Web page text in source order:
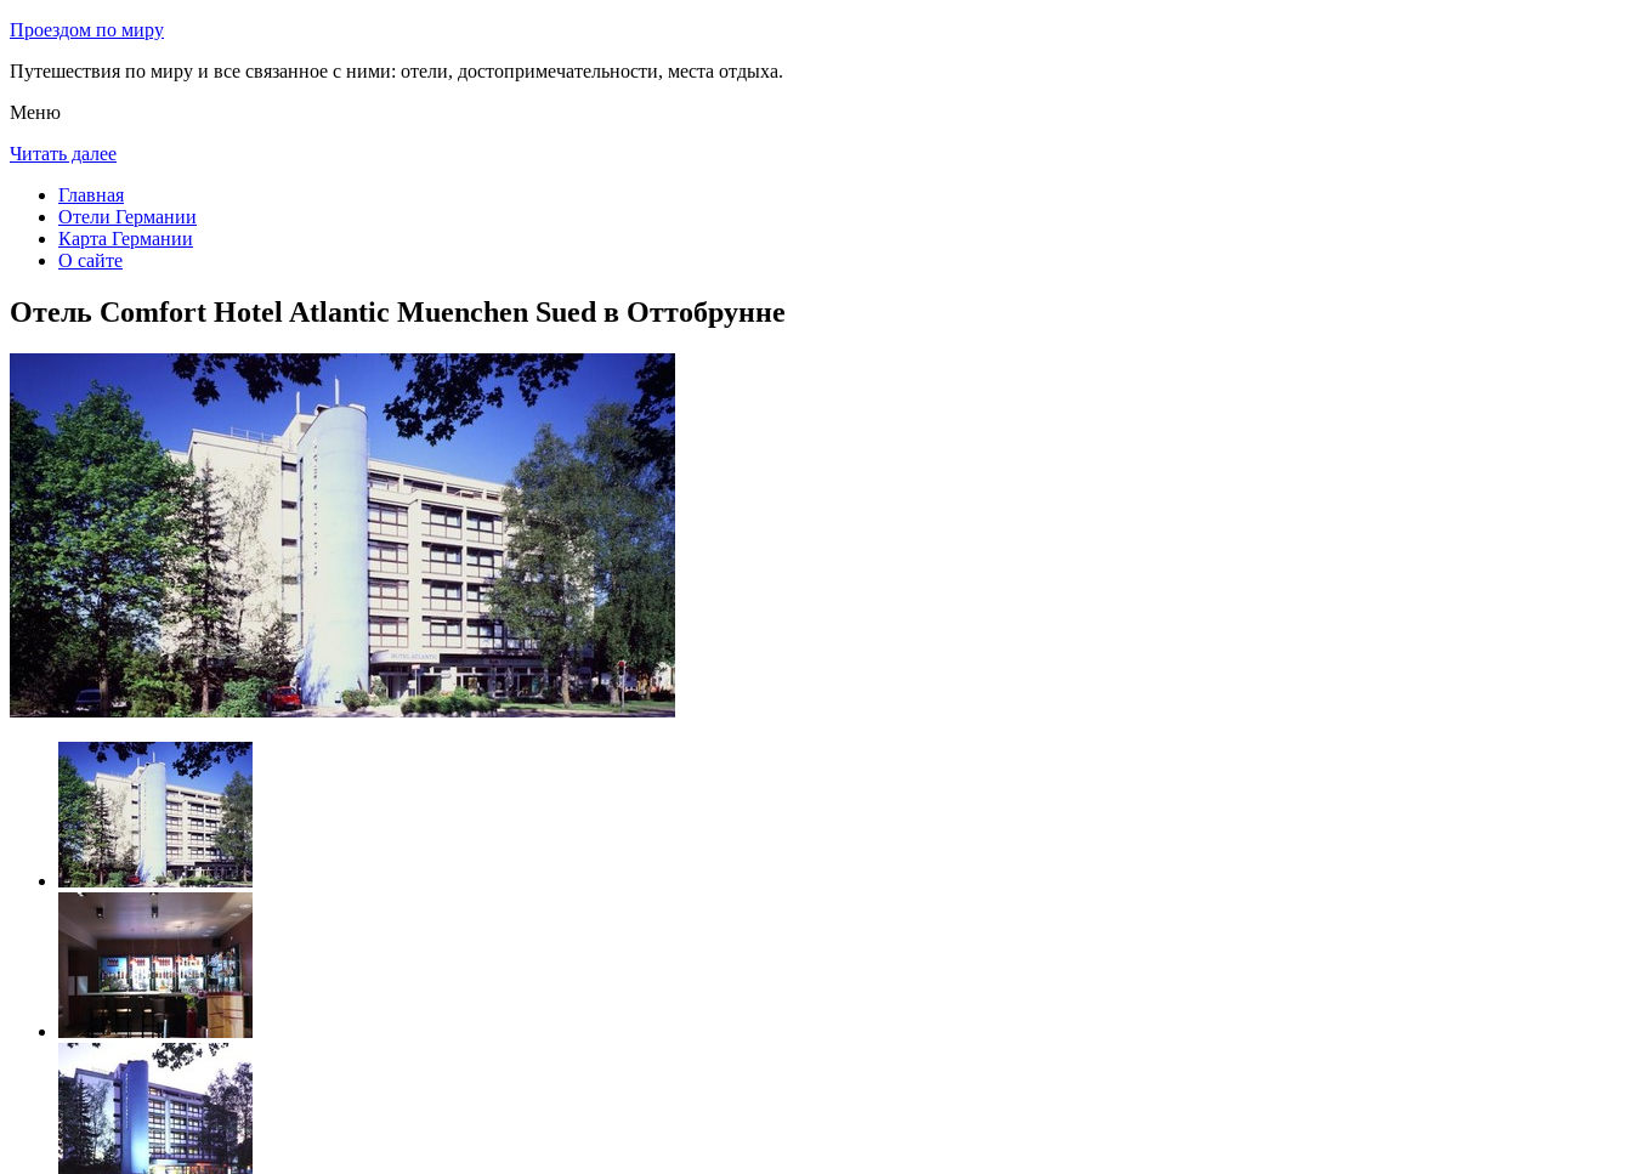
Проездом по миру
Путешествия по миру и все связанное с ними: отели, достопримечательности, места отдыха.
Меню
Читать далее
Главная
Отели Германии
Карта Германии
О сайте
Отель Comfort Hotel Atlantic Muenchen Sued в Оттобрунне